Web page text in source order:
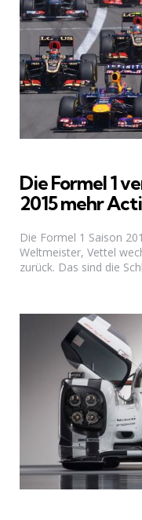
Die Formel 1
2015 mehr
Die Formel 1 Saison
Weltmeister, Vettel
zurück. Das sind die